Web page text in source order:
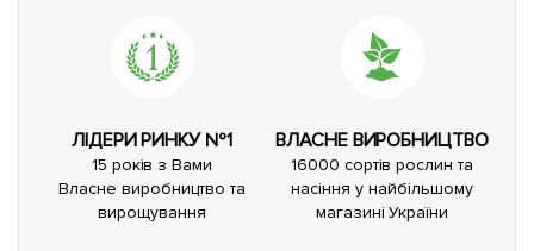
ЛІДЕРИ РИНКУ №1
15 років з Вами
Власне виробництво та
вирощування
ВЛАСНЕ ВИРОБНИЦТВО
16000 сортів рослин та
насіння у найбільшому
магазині України